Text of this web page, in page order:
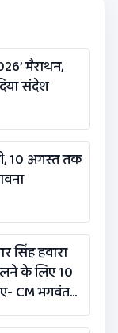
मैराथन,
संदेश
10 अगस्त तक
सिंह हवारा
के लिए 10
CM भगवंत